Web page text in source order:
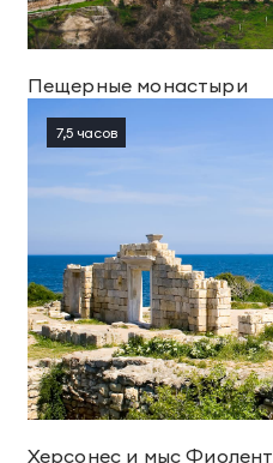
Пещерные монастыри
7,5 часов
Херсонес и мыс Фиолент